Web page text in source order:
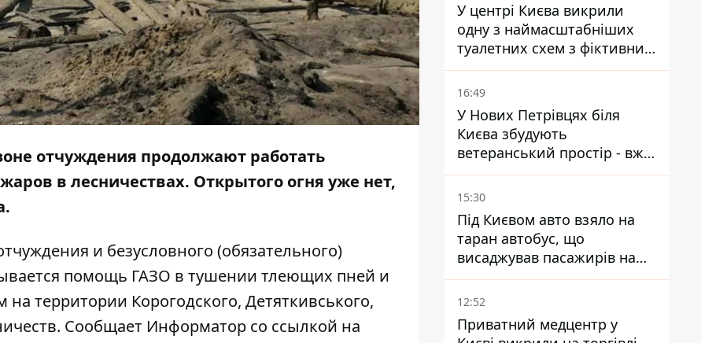
отчуждения продолжают работать
в лесничествах. Открытого огня уже нет,
и безусловного (обязательного)
помощь ГАЗО в тушении тлеющих пней и
территории Корогодского, Детяткивського,
Сообщает Информатор со ссылкой на
У центрі Києва викрили
одну з наймасштабніших
туалетних схем з фіктивним
будинком
16:49
У Нових Петрівцях біля
Києва збудують
ветеранський простір - вже
знайшли проєктанта
15:30
Під Києвом авто взяло на
таран автобус, що
висаджував пасажирів на
зупинці - пасажирка в
лікарні
12:52
Приватний медцентр у